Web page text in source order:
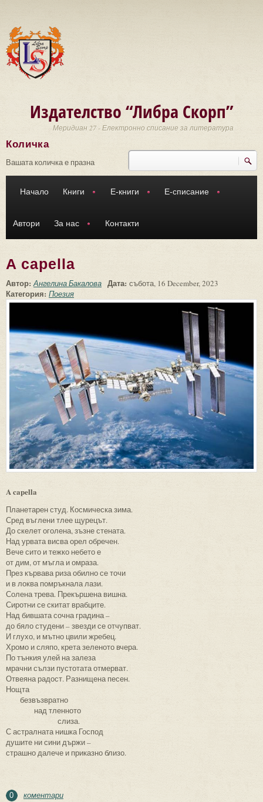
Издателство “Либра Скорп”
Меридиан 27 - Електронно списание за литература
Търси
Количка
Вашата количка е празна
Начало Книги Е-книги Е-списание
Автори За нас Контакти
A capella
Автор:Ангелина Бакалова Дата: събота, 16 December, 2023
Категория: Поезия
A capella
Планетарен студ. Космическа зима.
Сред въглени тлее щурецът.
До скелет оголена, зъзне стената.
Над урвата висва орел обречен.
Вече сито и тежко небето е
от дим, от мъгла и омраза.
През кървава риза обилно се точи
и в локва помръкнала лази.
Солена трева. Прекършена вишна.
Сиротни се скитат врабците.
Над бившата сочна градина –
до бяло студени – звезди се отчупват.
И глухо, и мътно цвили жребец.
Хромо и сляпо, крета зеленото вчера.
По тънкия улей на залеза
мрачни сълзи пустотата отмерват.
Отвеяна радост. Разнищена песен.
Нощта
безвъзвратно
над тленното
слиза.
С астралната нишка Господ
душите ни сини държи –
страшно далече и приказно близо.
0 коментари